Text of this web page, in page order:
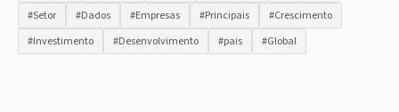
#Setor
#Dados #Empresas #Principais
#Crescimento
#Investimento
#Desenvolvimento #pais #Global